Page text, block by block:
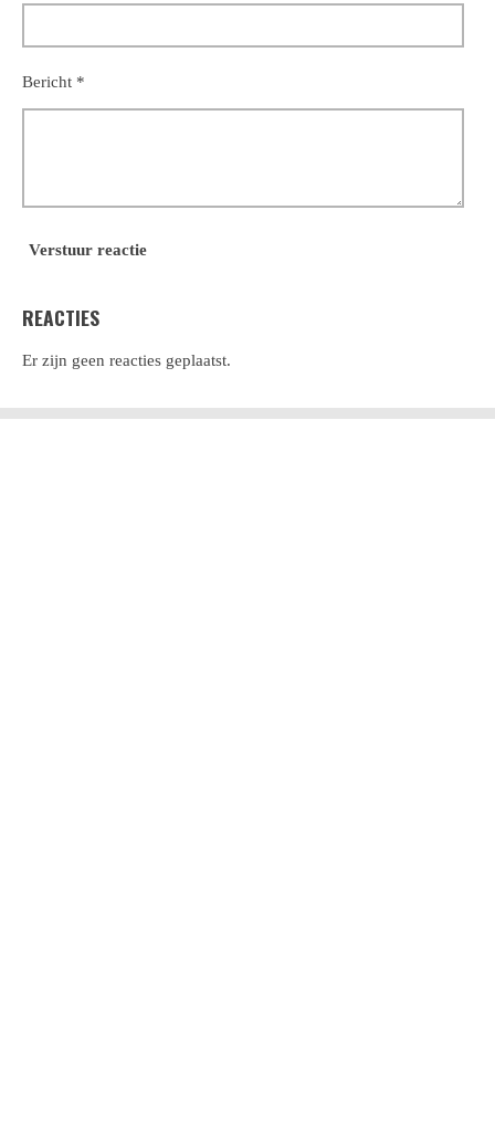
Bericht *
Verstuur reactie
REACTIES
Er zijn geen reacties geplaatst.